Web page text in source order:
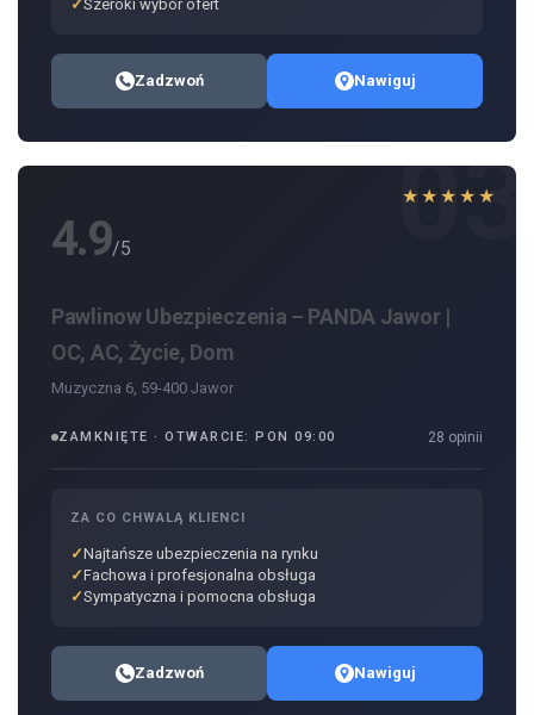
Szeroki wybór ofert
Zadzwoń Nawiguj
03
★★★★★
4.9/5
Pawlinow Ubezpieczenia – PANDA Jawor |
OC, AC, Życie, Dom
Muzyczna 6, 59-400 Jawor
ZAMKNIĘTE · OTWARCIE: PON 09:00 28 opinii
ZA CO CHWALĄ KLIENCI
Najtańsze ubezpieczenia na rynku
Fachowa i profesjonalna obsługa
Sympatyczna i pomocna obsługa
Zadzwoń Nawiguj